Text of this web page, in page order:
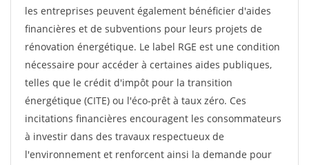
les entreprises peuvent également bénéficier d'aides
financières et de subventions pour leurs projets de
rénovation énergétique. Le label RGE est une condition
nécessaire pour accéder à certaines aides publiques,
telles que le crédit d'impôt pour la transition
énergétique (CITE) ou l'éco-prêt à taux zéro. Ces
incitations financières encouragent les consommateurs
à investir dans des travaux respectueux de
l'environnement et renforcent ainsi la demande pour